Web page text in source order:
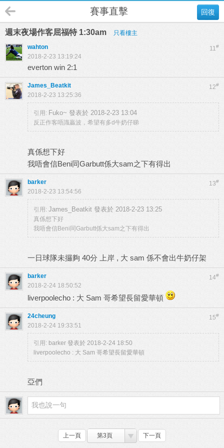
回復
賽事直擊
週末夜場作客屈福特 1:30am 只看樓主
11#
wahton
2018-2-23 13:19:24
everton win 2:1
12#
James_Beatkit
2018-2-23 13:25:36
引用: Fuko~ 發表於 2018-2-23 13:04
反正作客唔識贏波，希望有多d牛奶仔睇
真係想下好
我唔會信Beni同Garbutt係大sam之下有得出
13#
barker
2018-2-23 13:54:56
引用: James_Beatkit 發表於 2018-2-23 13:25
真係想下好
我唔會信Beni同Garbutt係大sam之下有得出
一日球隊未攞夠 40分 上岸 , 大 sam 係不會出牛奶仔架
14#
barker
2018-2-24 18:50:52
liverpoolecho : 大 Sam 哥希望長留愛華頓
15#
24cheung
2018-2-24 19:33:51
引用: barker 發表於 2018-2-24 18:50
liverpoolecho : 大 Sam 哥希望長留愛華頓
亞們
上一頁 第3頁 下一頁